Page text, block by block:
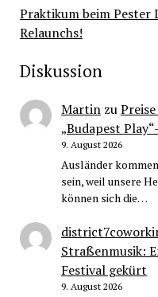
Praktikum beim Pester
Relaunchs!
Diskussion
Martinzu
„Budapest
9. August 2026
Ausländer
sein, weil unsere
können sich die…
Straßenmusik:
Festival gekürt
9. August 2026